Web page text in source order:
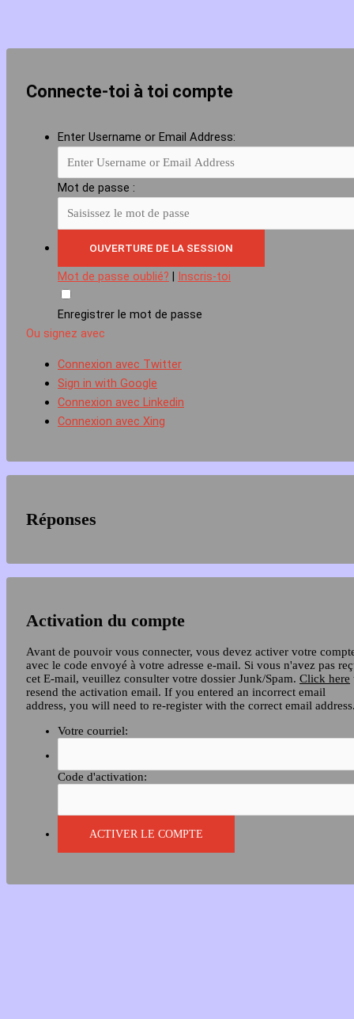
Connecte-toi à toi compte
Enter Username or Email Address:
Mot de passe :
Mot de passe oublié? Inscris-toi
Enregistrer le mot de passe
Ou signez avec
Connexion avec Twitter
Sign in with Google
Connexion avec Linkedin
Connexion avec Xing
Réponses
Activation du compte
Avant de pouvoir vous connecter, vous devez activer votre
avec le code envoyé à votre adresse e-mail. Si vous n'avez pas
cet E-mail, veuillez consulter votre dossier Junk/Spam. Click here
resend the activation email. If you entered an incorrect email
address, you will need to re-register with the correct email
Votre courriel:
Code d'activation: